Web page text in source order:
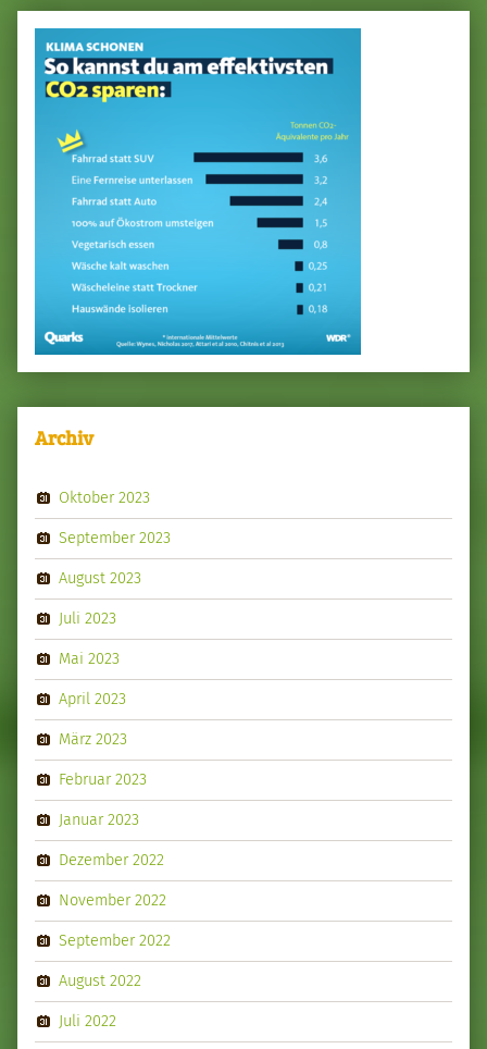
Archiv
Oktober 2023
September 2023
August 2023
Juli 2023
Mai 2023
April 2023
März 2023
Februar 2023
Januar 2023
Dezember 2022
November 2022
September 2022
August 2022
Juli 2022